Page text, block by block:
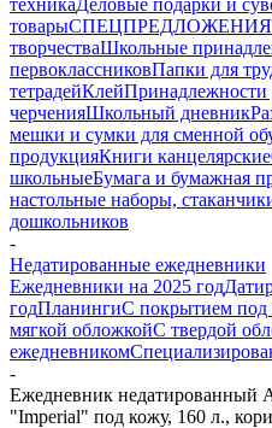
товарыСПЕЦПРЕДЛОЖЕНИЯ
творчестваШкольные
первоклассниковПапки для
тетрадейКлейПринадлежности
черченияШкольный дневник
мешки и сумки для сменной
продукцияКниги канцелярские
школьныеБумага и бумажная
настольные наборы,
дошкольников
-
Недатированные ежедневники
Ежедневники на 2025 год
годПланингиС покрытием под
мягкой обложкойС твердой
ежедневником
-
Ежедневник недатированный
"Imperial" под кожу, 160 л.,